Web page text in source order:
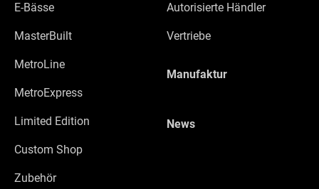
E-Bässe
MasterBuilt
MetroLine
MetroExpress
Limited Edition
Custom Shop
Zubehör
Autorisierte Händler
Vertriebe
Manufaktur
News